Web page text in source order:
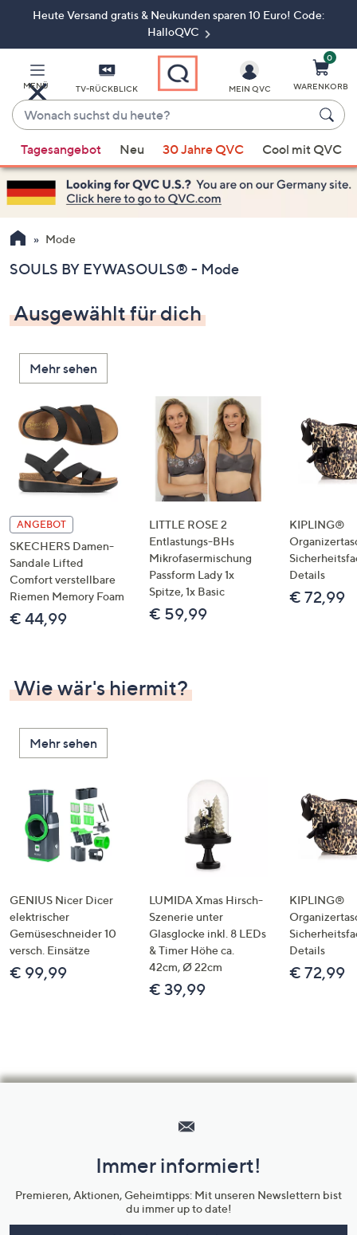
ZumHeute Versand gratis & Neukunden sparen 10 Euro! Code:
HalloQVC
MENÜ TV-RÜCKBLICK
Wonach
suchst
du
heute?
Vorschläge
verfügbar
sind,
verwenden
Sie
Pfeiltasten
oben
und
nach
unten
oder
wischen
Sie
Touch-
Geräten
links
bzw.
rechts,
um
diese
anzuzeigen.
MEIN QVC
0
WARENKORB
Tagesangebot Neu 30 Jahre QVC Cool mit QVC
Mode
SOULS BY EYWASOULS® - Mode
Ausgewählt für dich
Mehr sehen
ANGEBOT
SKECHERS Damen-
Sandale Lifted
Comfort verstellbare
Riemen Memory Foam
€ 44,99
LITTLE ROSE 2
Entlastungs-BHs
Mikrofasermischung
Passform Lady 1x
Spitze, 1x Basic
€ 59,99
KIPLING®
Details
€ 72,99
Wie wär's hiermit?
Mehr sehen
GENIUS Nicer Dicer
elektrischer
Gemüseschneider 10
versch. Einsätze
€ 99,99
LUMIDA Xmas Hirsch-
Szenerie unter
Glasglocke inkl. 8 LEDs
& Timer Höhe ca.
42cm, Ø 22cm
€ 39,99
KIPLING®
Details
€ 72,99
Unternehmensinformationen
Immer informiert!
Premieren, Aktionen, Geheimtipps: Mit unseren Newslettern bist
du immer up to date!